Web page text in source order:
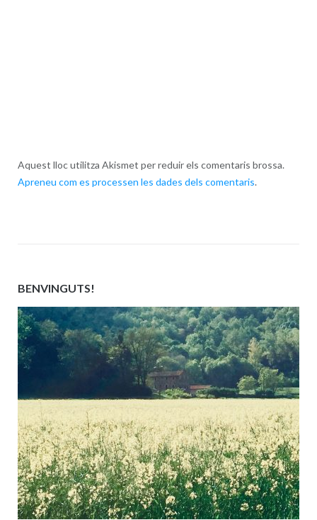
Aquest lloc utilitza Akismet per reduir els comentaris brossa.
Apreneu com es processen les dades dels comentaris.
BENVINGUTS!